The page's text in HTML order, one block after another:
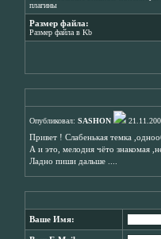
плагины
Размер файла:
Размер файла в Kb
Опубликовал: SASHON
Привет ! Слабенькая темка
А и это, мелодия чёто знакомая
Ладно пиши дальше ....
Ваше Имя: